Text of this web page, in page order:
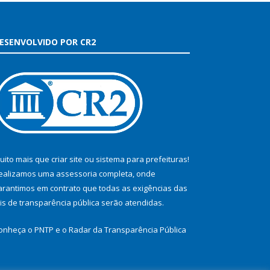
POR CR2
mais que criar site ou sistema para prefeituras!
uma assessoria completa, onde
em contrato que todas as exigências das
de transparência pública serão atendidas.
o PNTP e o Radar da Transparência Pública